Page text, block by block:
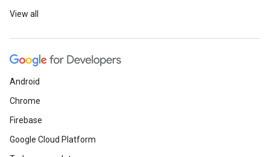
View all
Android
Chrome
Firebase
Google Cloud Platform